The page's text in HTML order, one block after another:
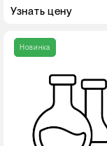
Узнать цену
Новинка
Объем,